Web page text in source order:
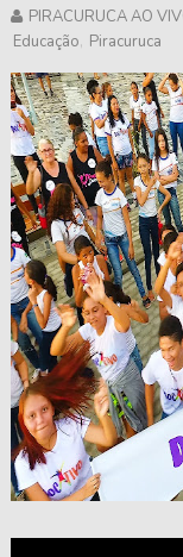
PIRACURUCA AO
Educação, Piracuruca